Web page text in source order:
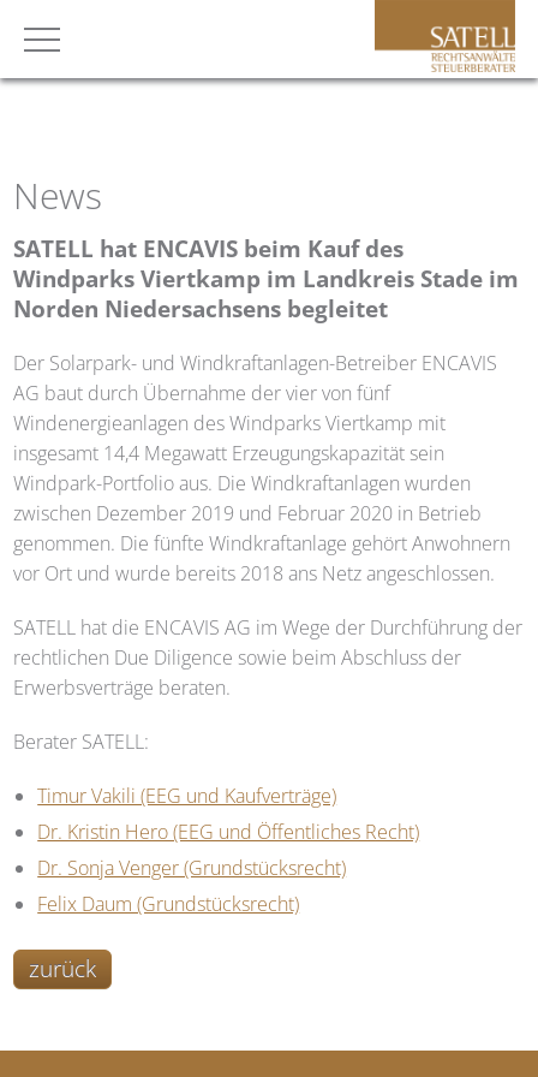
News
SATELL hat ENCAVIS beim Kauf des
Windparks Viertkamp im Landkreis Stade im
Norden Niedersachsens begleitet
Der Solarpark- und Windkraftanlagen-Betreiber ENCAVIS
AG baut durch Übernahme der vier von fünf
Windenergieanlagen des Windparks Viertkamp mit
insgesamt 14,4 Megawatt Erzeugungskapazität sein
Windpark-Portfolio aus. Die Windkraftanlagen wurden
zwischen Dezember 2019 und Februar 2020 in Betrieb
genommen. Die fünfte Windkraftanlage gehört Anwohnern
vor Ort und wurde bereits 2018 ans Netz angeschlossen.
SATELL hat die ENCAVIS AG im Wege der Durchführung der
rechtlichen Due Diligence sowie beim Abschluss der
Erwerbsverträge beraten.
Berater SATELL:
Timur Vakili (EEG und Kaufverträge)
Dr. Kristin Hero (EEG und Öffentliches Recht)
Dr. Sonja Venger (Grundstücksrecht)
Felix Daum (Grundstücksrecht)
zurück